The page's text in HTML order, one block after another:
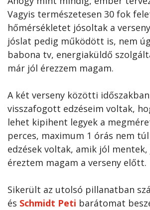
Vagyis természetesen 30 fok
hőmérsékletet jósoltak a
jóslat pedig működött is, nem
babona tv, energiaküldő
már jól érezzem magam.
A két verseny közötti
visszafogott edzéseim voltak,
lehet kipihent legyek a
perces, maximum 1 órás nem
edzések voltak, amik jól
éreztem magam a verseny előtt.
Sikerült az utolsó pillanatban
és Schmidt Peti barátomat